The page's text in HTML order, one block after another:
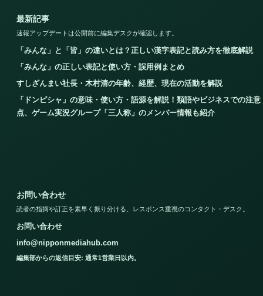
最新記事
速報アップデートは公開前に編集デスクが確認します。
「みんな」と「皆」の違いとは？正しい漢字表記と読み方を徹底解説
「みんな」の正しい表記と使い方・誤用例まとめ
すしざんまい社長・木村清の年齢、経歴、現在の活動を解説
「ドンピシャ」の意味・使い方・語源を解説！類語やビジネスでの注意
点、ゲーム実況グループ「三人称」のメンバー情報も紹介
お問い合わせ
読者の指摘や訂正を素早く振り分ける、レスポンス重視のコンタクト・デスク。
お問い合わせ
info@nipponmediahub.com
編集部からの返信目安: 通常1営業日以内。